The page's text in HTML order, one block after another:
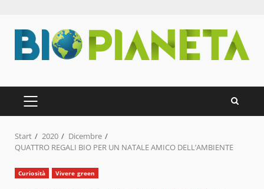
Inhalt
springen
PRIMÄRES
MENÜ
Start 2020
Dicembre
QUATTRO REGALI BIO PER UN NATALE AMICO DELL’AMBIENTE
Curiosità Vivere green